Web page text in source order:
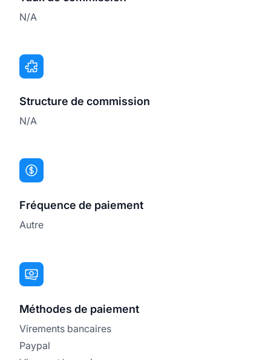
N/A
Structure de commission
N/A
Fréquence de paiement
Autre
Méthodes de paiement
Virements bancaires
Paypal